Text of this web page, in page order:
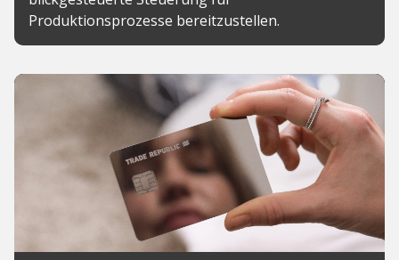
Produktionsprozesse bereitzustellen.